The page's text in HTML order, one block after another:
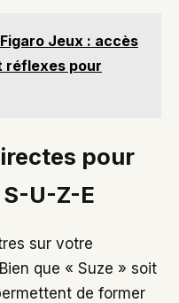
Jeux : accès
réflexes pour
pour
U-Z-E
sur votre
que « Suze » soit
de former